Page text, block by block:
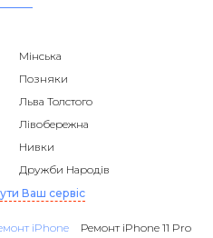
Мінська
Позняки
Льва Толстого
Лівобережна
Нивки
Дружби Народів
Ваш сервіс
iPhone
Ремонт iPhone 11 Pro